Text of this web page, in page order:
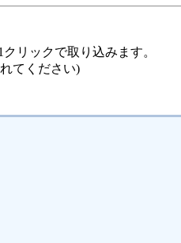
リックで取り込みます。
てください)